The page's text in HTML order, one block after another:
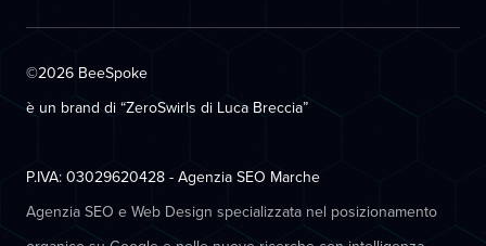
©2026 BeeSpoke
è un brand di “ZeroSwirls di Luca Breccia”
P.IVA: 03029620428 - Agenzia SEO Marche
Agenzia SEO e Web Design specializzata nel posizionamento